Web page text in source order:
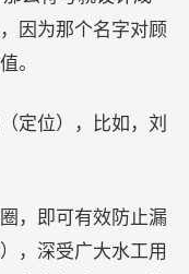
因为那个名字对顾
。
定位），比如，刘
，即可有效防止漏
，深受广大水工用